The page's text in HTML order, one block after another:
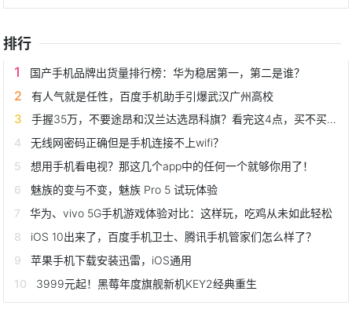
排行
国产手机品牌出货量排行榜：华为稳居第一，第二是谁？
有人气就是任性，百度手机助手引爆武汉广州高校
手握35万，不要途昂和汉兰达选昂科旗？看完这4点，买不买就懂了
无线网密码正确但是手机连接不上wifi？
想用手机看电视？那这几个app中的任何一个就够你用了！
魅族的变与不变，魅族 Pro 5 试玩体验
华为、vivo 5G手机游戏体验对比：这样玩，吃鸡从未如此轻松
iOS 10出来了，百度手机卫士、腾讯手机管家们怎么样了？
苹果手机下载安装迅雷，iOS通用
3999元起！黑莓年度旗舰新机KEY2经典重生